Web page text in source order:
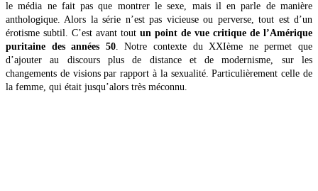
le média ne fait pas que montrer le sexe, mais il en parle de manière
anthologique. Alors la série n’est pas vicieuse ou perverse, tout est d’un
érotisme subtil. C’est avant tout un point de vue critique de l’Amérique
puritaine des années 50. Notre contexte du XXIème ne permet que
d’ajouter au discours plus de distance et de modernisme, sur les
changements de visions par rapport à la sexualité. Particulièrement celle de
la femme, qui était jusqu’alors très méconnu.